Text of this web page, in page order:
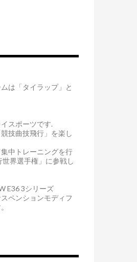
は「タイラップ」と
スポーツです.
技曲技飛行」を楽し
中トレーニングを行
界選手権」に参戦し
E36 3シリーズ
ペンションモディフ